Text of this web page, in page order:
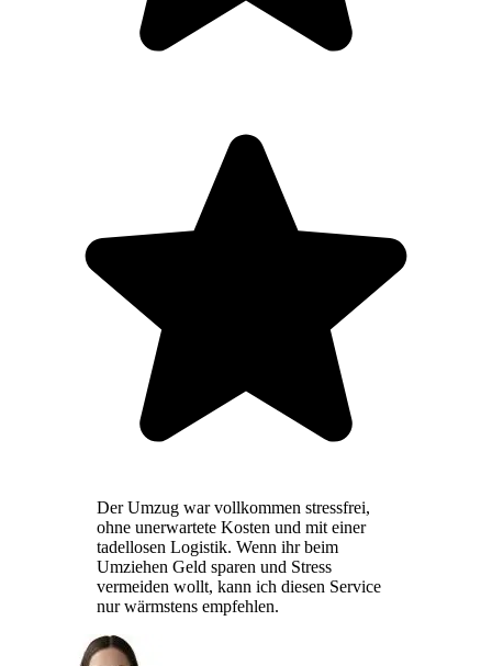
Der Umzug war vollkommen stressfrei,
ohne unerwartete Kosten und mit einer
tadellosen Logistik. Wenn ihr beim
Umziehen Geld sparen und Stress
vermeiden wollt, kann ich diesen Service
nur wärmstens empfehlen.